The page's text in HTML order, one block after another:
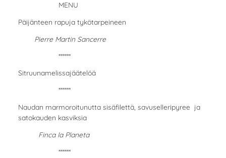
MENU
Päijänteen rapuja tykötarpeineen
Pierre Martin Sancerre
******
Sitruunamelissajäätelöä
******
Naudan marmoroitunutta sisäfilettä, savuselleripyree ja
satokauden kasviksia
Finca la Planeta
******